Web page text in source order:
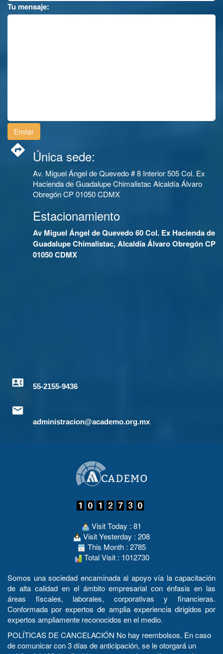
Tu mensaje:
Única sede:
Av. Miguel Ángel de Quevedo # 8 Interior 505 Col. Ex
Hacienda de Guadalupe Chimalistac Alcaldía Álvaro
Obregón CP 01050 CDMX
Estacionamiento
Av Miguel Ángel de Quevedo 60 Col. Ex Hacienda de
Guadalupe Chimalistac, Alcaldía Álvaro Obregón CP
01050 CDMX
55-2155-9436
administracion@academo.org.mx
Visit Today : 81
Visit Yesterday : 208
This Month : 2785
Total Visit : 1012730
Somos una sociedad encaminada al apoyo vía la capacitación
de alta calidad en el ámbito empresarial con énfasis en las
áreas fiscales, laborales, corporativas y financieras.
Conformada por expertos de amplia experiencia dirigidos por
expertos ampliamente reconocidos en el medio.
POLÍTICAS DE CANCELACIÓN No hay reembolsos. En caso
de comunicar con 3 días de anticipación, se le otorgará un